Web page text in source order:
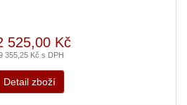
525,00 Kč
355,25 Kč s DPH
Detail zboží